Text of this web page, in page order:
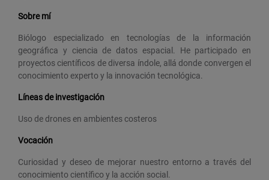
Sobre mí
Biólogo especializado en tecnologías de la información
geográfica y ciencia de datos espacial. He participado en
proyectos científicos de diversa índole, allá donde convergen el
conocimiento experto y la innovación tecnológica.
Líneas de investigación
Uso de drones en ambientes costeros
Vocación
Curiosidad y deseo de mejorar nuestro entorno a través del
conocimiento científico y la acción social.